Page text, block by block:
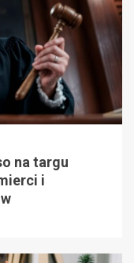
na targu
i